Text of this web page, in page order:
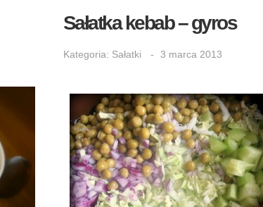
Sałatka kebab – gyros
Kategoria: Sałatki 3 marca 2013